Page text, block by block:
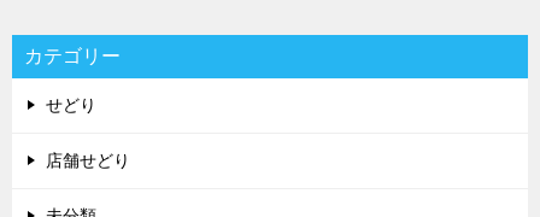
カテゴリー
せどり
店舗せどり